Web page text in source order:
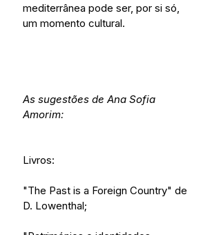
mediterrânea pode ser, por si só,
um momento cultural.
As sugestões de Ana Sofia
Amorim:
Livros:
"The Past is a Foreign Country" de
D. Lowenthal;